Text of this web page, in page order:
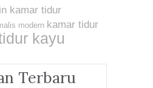
kamar tidur
modern kamar tidur
kayu
Terbaru